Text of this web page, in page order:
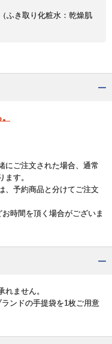
（ふき取り化粧水：乾燥肌
にご注文された場合、通常
す。
、予約商品と分けてご注文
時間を頂く場合がございま
れません。
ンドの手提袋を1枚ご用意